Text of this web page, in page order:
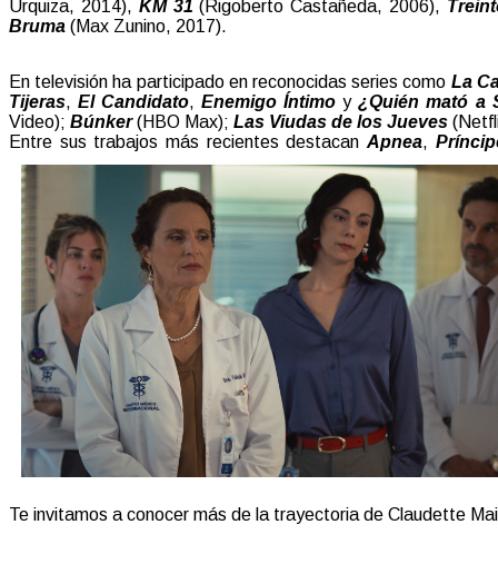
Urquiza, 2014), KM 31 (Rigoberto Castañeda, 2006),
Bruma (Max Zunino, 2017).
En televisión ha participado en reconocidas series como La
Tijeras,El Candidato,Enemigo Íntimo y¿Quién mató a
Video); Búnker (HBO Max); Las Viudas de los Jueves
Entre sus trabajos más recientes destacanApnea,
Te invitamos a conocer más de la trayectoria de Claudette